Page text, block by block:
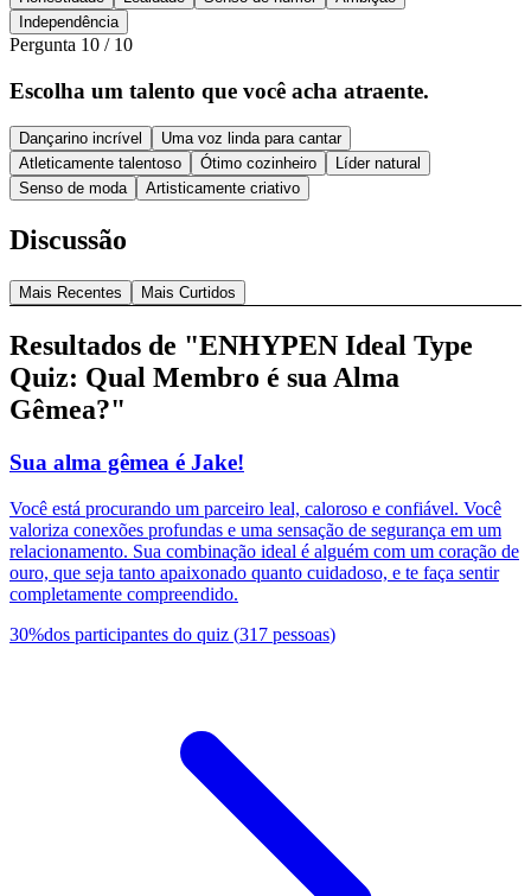
Independência
Pergunta 10 / 10
Escolha um talento que você acha atraente.
Dançarino incrível
Uma voz linda para cantar
Atleticamente talentoso
Ótimo cozinheiro
Líder natural
Senso de moda
Artisticamente criativo
Discussão
Mais Recentes Mais Curtidos
Resultados de "ENHYPEN Ideal Type
Quiz: Qual Membro é sua Alma
Gêmea?"
Sua alma gêmea é Jake!
Você está procurando um parceiro leal, caloroso e confiável. Você
valoriza conexões profundas e uma sensação de segurança em um
relacionamento. Sua combinação ideal é alguém com um coração de
ouro, que seja tanto apaixonado quanto cuidadoso, e te faça sentir
completamente compreendido.
30%dos participantes do quiz (317 pessoas)